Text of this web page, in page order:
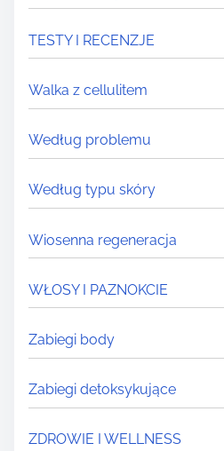
TESTY I RECENZJE
Walka z cellulitem
Według problemu
Według typu skóry
Wiosenna regeneracja
WŁOSY I PAZNOKCIE
Zabiegi body
Zabiegi detoksykujące
ZDROWIE I WELLNESS